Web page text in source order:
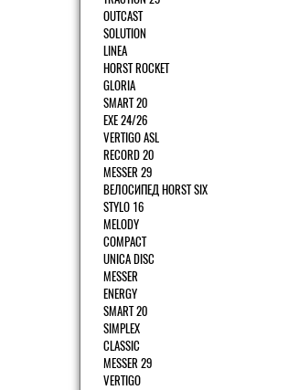
OUTCAST
SOLUTION
LINEA
HORST ROCKET
GLORIA
SMART 20
EXE 24/26
VERTIGO ASL
RECORD 20
MESSER 29
ВЕЛОСИПЕД HORST SIX
STYLO 16
MELODY
COMPACT
UNICA DISC
MESSER
ENERGY
SMART 20
SIMPLEX
CLASSIC
MESSER 29
VERTIGO